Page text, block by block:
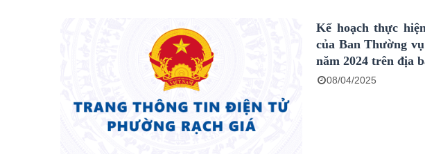
Kế hoạch thực
của Ban Thường
năm 2024 trên địa
08/04/2025